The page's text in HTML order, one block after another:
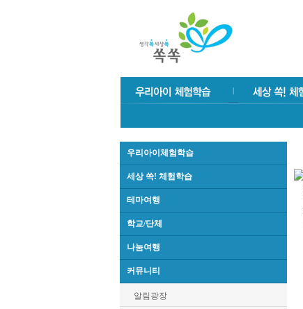
우리아이체험학습
세상 쏙! 체험학습
테마여행
학교/단체
나눔여행
커뮤니티
알림광장